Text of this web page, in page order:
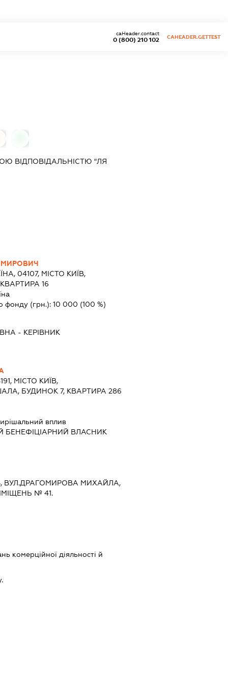
0 (800) 210 102
caHeader.contact
CAHEADER.GETTEST
ВІДПОВІДАЛЬНІСТЮ "ЛЯ
04107, МІСТО КИЇВ,
16
фонду (грн.): 10 000 (100 %)
- КЕРІВНИК
МІСТО КИЇВ,
БУДИНОК 7, КВАРТИРА 286
вплив
БЕНЕФІЦІАРНИЙ ВЛАСНИК
ВУЛ.ДРАГОМИРОВА МИХАЙЛА,
№ 41.
комерційної діяльності й